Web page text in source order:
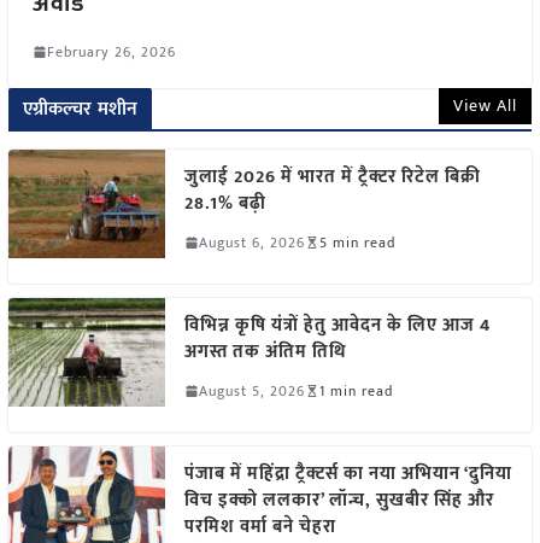
February 26, 2026
एग्रीकल्चर मशीन View All
जुलाई 2026 में भारत में ट्रैक्टर रिटेल बिक्री
28.1% बढ़ी
August 6, 2026 5 min read
विभिन्न कृषि यंत्रों हेतु आवेदन के लिए आज 4
अगस्त तक अंतिम तिथि
August 5, 2026 1 min read
पंजाब में महिंद्रा ट्रैक्टर्स का नया अभियान ‘दुनिया
विच इक्को ललकार’ लॉन्च, सुखबीर सिंह और
परमिश वर्मा बने चेहरा